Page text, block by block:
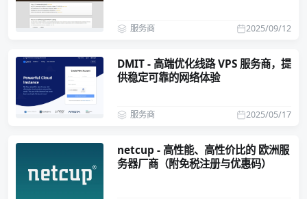
2025/09/12
服务商
DMIT - 高端优化线路 VPS 服务商，提
供稳定可靠的网络体验
2025/05/17
服务商
netcup - 高性能、高性价比的 欧洲服
务器厂商（附免税注册与优惠码）